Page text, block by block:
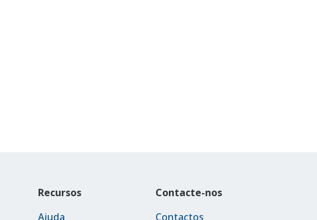
Recursos
Ajuda
Contacte-nos
Contactos